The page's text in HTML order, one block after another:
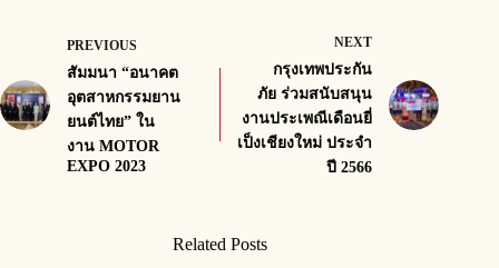
PREVIOUS
สัมมนา “อนาคต
อุตสาหกรรมยาน
ยนต์ไทย” ใน
งาน MOTOR
EXPO 2023
NEXT
กรุงเทพประกัน
ภัย ร่วมสนับสนุน
งานประเพณีเดือนยี่
เป็งเชียงใหม่ ประจำ
ปี 2566
Related Posts